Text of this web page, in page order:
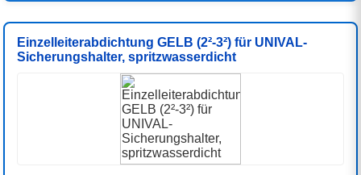
Einzelleiterabdichtung GELB (2²-3²) für UNIVAL-
Sicherungshalter, spritzwasserdicht